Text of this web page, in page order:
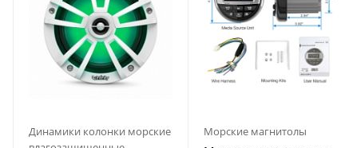
Динамики колонки морские
Морские магнитолы